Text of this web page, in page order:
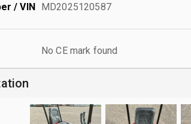
/ VIN MD2025120587
No CE mark found